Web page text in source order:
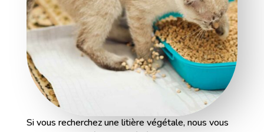
Si vous recherchez une litière végétale, nous vous